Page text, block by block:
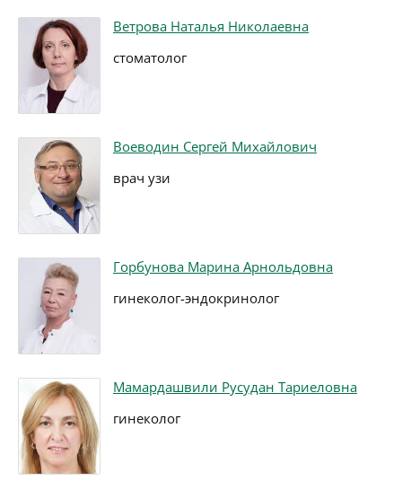
Ветрова Наталья Николаевна
стоматолог
Воеводин Сергей Михайлович
врач узи
Горбунова Марина Арнольдовна
гинеколог-эндокринолог
Мамардашвили Русудан Тариеловна
гинеколог